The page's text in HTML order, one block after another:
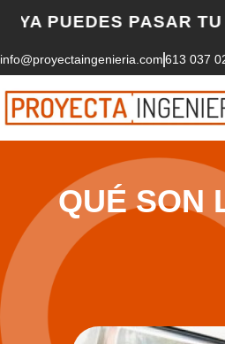
Skip
content
PASAR TU
info@proyectaingenieria.com613 037
QUÉ SON